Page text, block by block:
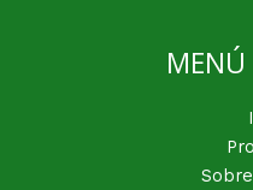
MENÚ